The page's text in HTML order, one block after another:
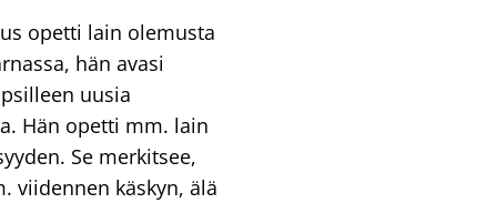
opetti lain olemusta
hän avasi
uusia
Hän opetti mm. lain
Se merkitsee,
viidennen käskyn, älä